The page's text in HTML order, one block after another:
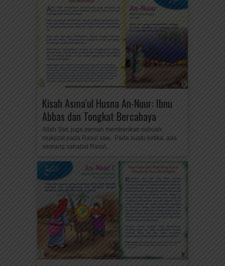
Kisah Asma’ul Husna An-Nuur: Ibnu
Abbas dan Tongkat Bercahaya
Allah Swt. juga pernah memberikan sebuah
mukjizat pada Rasul saw.. Pada suatu ketika, ada
seorang sahabat Rasul...